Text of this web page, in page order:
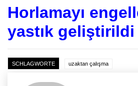
Horlamayı
yastık geliştirildi
SCHLAGWORTE uzaktan çalışma